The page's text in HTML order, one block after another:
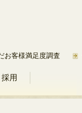
お客様満足度調査
採用